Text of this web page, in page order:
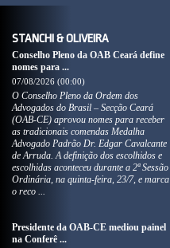
STANCHI & OLIVEIRA
Conselho Pleno da OAB Ceará define
nomes para ...
07/08/2026 (00:00)
O Conselho Pleno da Ordem dos
Advogados do Brasil – Secção Ceará
(OAB-CE) aprovou nomes para receber
as tradicionais comendas Medalha
Advogado Padrão Dr. Edgar Cavalcante
de Arruda. A definição dos escolhidos e
escolhidas aconteceu durante a 2ª Sessão
Ordinária, na quinta-feira, 23/7, e marca
o reco ...
Presidente da OAB-CE mediou painel
na Conferê ...